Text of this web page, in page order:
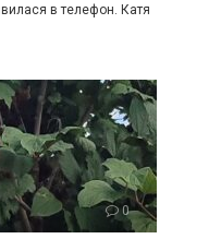
в телефон. Катя
0